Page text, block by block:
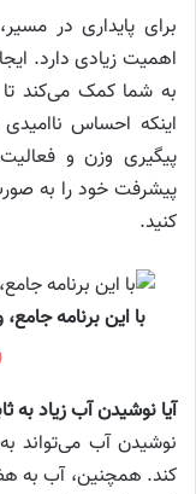
برای پایداری در
اهمیت زیادی دارد.
به شما کمک می‌کند
اینکه احساس
پیگیری وزن و
پیشرفت خود را به
کنید.
با این برنامه
آیا نوشیدن آب زیاد
نوشیدن آب می‌تواند
کند. همچنین، آب به